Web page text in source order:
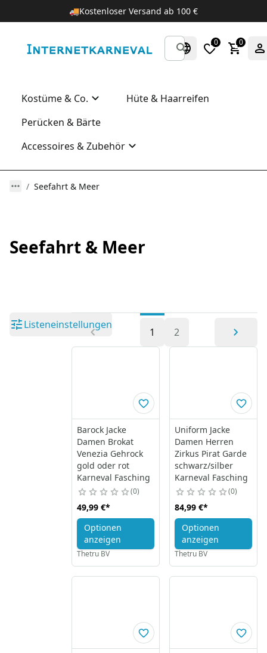
🚚Kostenloser Versand ab 100 €
0 0
Kostüme & Co.
Hüte & Haarreifen
Perücken & Bärte
Accessoires & Zubehör
Seefahrt & Meer
Seefahrt & Meer
Listeneinstellungen
1 2
Barock Jacke
Damen Brokat
Venezia Gehrock
gold oder rot
Karneval Fasching
0
49,99 €*
Optionen
anzeigen
Thetru BV
Uniform Jacke
Damen Herren
Zirkus Pirat Garde
schwarz/silber
Karneval Fasching
0
84,99 €*
Optionen
anzeigen
Thetru BV